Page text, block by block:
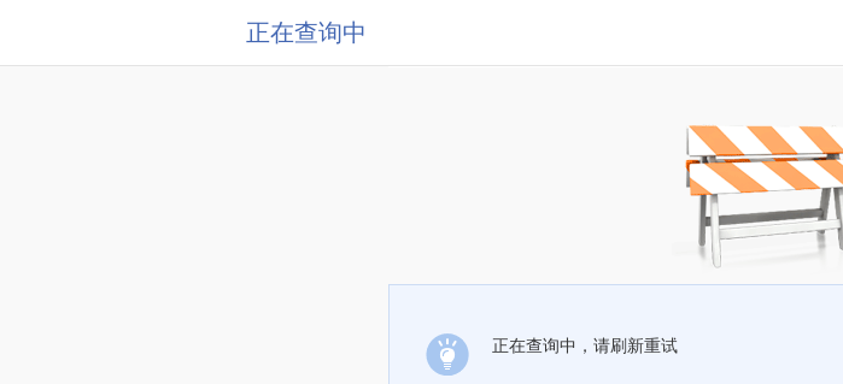
正在查询中
正在查询中，请刷新重试